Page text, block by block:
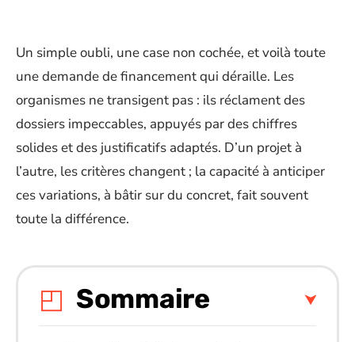
Un simple oubli, une case non cochée, et voilà toute
une demande de financement qui déraille. Les
organismes ne transigent pas : ils réclament des
dossiers impeccables, appuyés par des chiffres
solides et des justificatifs adaptés. D’un projet à
l’autre, les critères changent ; la capacité à anticiper
ces variations, à bâtir sur du concret, fait souvent
toute la différence.
Sommaire